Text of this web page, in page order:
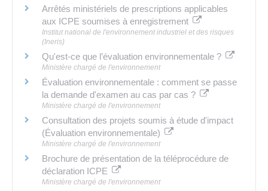
Arrêtés ministériels de prescriptions applicables
aux ICPE soumises à enregistrement
Institut national de l'environnement industriel et des risques
(Ineris)
Qu'est-ce que l’évaluation environnementale ?
Ministère chargé de l'environnement
Évaluation environnementale : comment se passe
la demande d'examen au cas par cas ?
Ministère chargé de l'environnement
Consultation des projets soumis à étude d'impact
(Évaluation environnementale)
Ministère chargé de l'environnement
Brochure de présentation de la téléprocédure de
déclaration ICPE
Ministère chargé de l'environnement